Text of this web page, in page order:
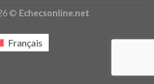
© Echecsonline.net
Français